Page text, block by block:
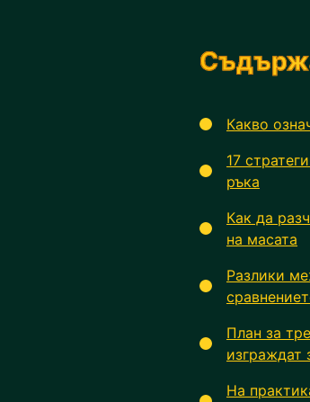
Какво
17
ръка
Как да
на масата
Разлики
План за
изграждат
На